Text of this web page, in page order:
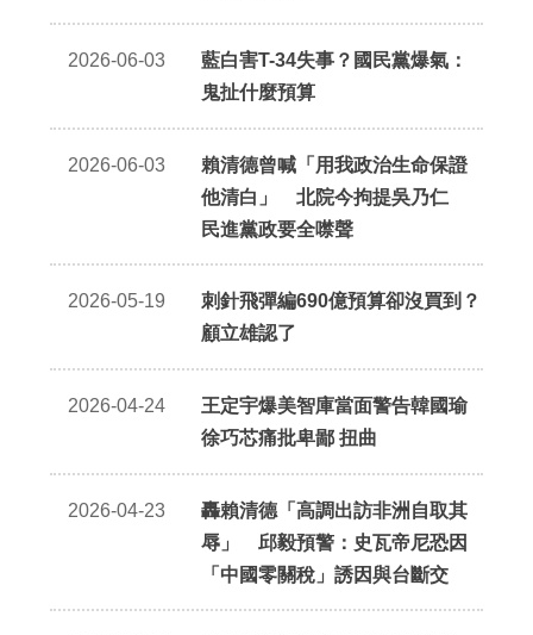
2026-06-03
藍白害T-34失事？國民黨爆氣：
鬼扯什麼預算
2026-06-03
賴清德曾喊「用我政治生命保證
他清白」 北院今拘提吳乃仁
民進黨政要全噤聲
2026-05-19
刺針飛彈編690億預算卻沒買到？
顧立雄認了
2026-04-24
王定宇爆美智庫當面警告韓國瑜
徐巧芯痛批卑鄙 扭曲
2026-04-23
轟賴清德「高調出訪非洲自取其
辱」 邱毅預警：史瓦帝尼恐因
「中國零關稅」誘因與台斷交